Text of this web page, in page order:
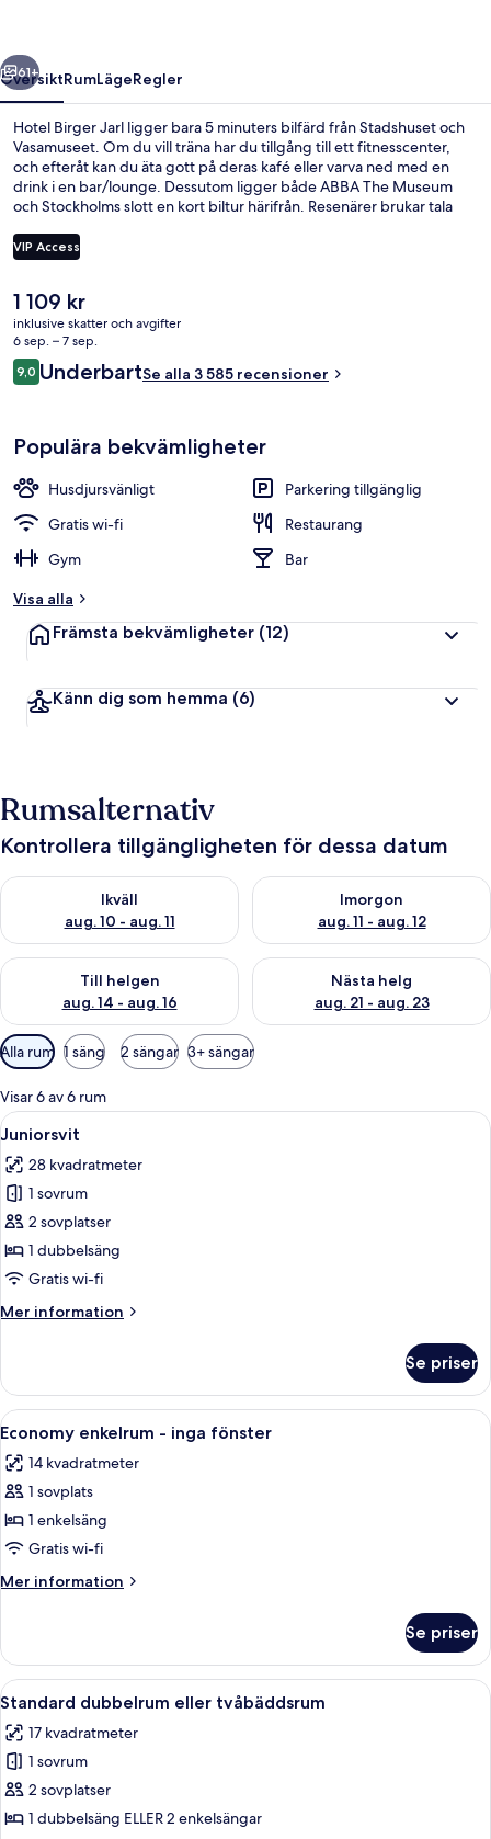
Nästa
61+
ÖversiktRumLägeRegler
Hotel Birger Jarl ligger bara 5 minuters bilfärd från Stadshuset och
Vasamuseet. Om du vill träna har du tillgång till ett fitnesscenter,
och efteråt kan du äta gott på deras kafé eller varva ned med en
drink i en bar/lounge. Dessutom ligger både ABBA The Museum
och Stockholms slott en kort biltur härifrån. Resenärer brukar tala
ligger bara en kort promenad från kollektivtrafik. Till Rådmansgatan
tunnelbanestation tar det 5 minuter att gå och till Tekniska
VIP Access
Det
nuvarande
priset
är
1 109 kr
1 109 kr
inklusive skatter och avgifter
6 sep. – 7 sep.
Recensioner
9,09,0 av 10,
UnderbartSe alla 3 585 recensioner
Populära bekvämligheter
Husdjursvänligt
Parkering tillgänglig
Gratis wi-fi
Restaurang
Gym
Bar
Visa alla
Främsta bekvämligheter (12)
Känn dig som hemma (6)
Rumsalternativ
Kontrollera tillgängligheten för dessa datum
Ikväll
aug. 10 - aug. 11
Kontrollera tillgängligheten för ikväll aug. 10 - aug. 11
Imorgon
aug. 11 - aug. 12
Kontrollera tillgängligheten
Till helgen
aug. 14 - aug. 16
Kontrollera tillgängligheten för den här helgen aug. 14 - aug.
Nästa helg
aug. 21 - aug. 23
Kontrollera tillgängligheten
Tillgängliga
filter
för
rum
Alla rum 1 säng 2 sängar 3+ sängar
Visar 6 av 6 rum
Öppna
alla
foton
för
Juniorsvit
Ett modernt vardagsrum med en
9
Juniorsvit
28 kvadratmeter
1 sovrum
2 sovplatser
1 dubbelsäng
Gratis wi-fi
Mer information
Mer
Se priser
Öppna
alla
foton
för
Economy
enkelrum
-
inga
Ett modernt hotellrum med en säng,
4
Economy enkelrum - inga fönster
14 kvadratmeter
1 sovplats
1 enkelsäng
Gratis wi-fi
Mer information
Mer
enkelrum
inga
Se priser
Öppna
alla
foton
för
Standard
dubbelrum
Ett hotellrum med en säng, ett
5
Standard dubbelrum eller tvåbäddsrum
17 kvadratmeter
1 sovrum
2 sovplatser
1 dubbelsäng ELLER 2 enkelsängar